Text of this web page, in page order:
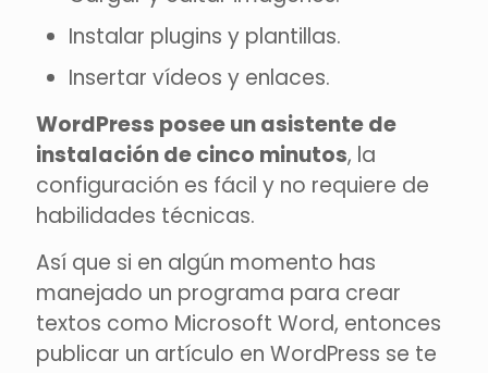
Instalar plugins y plantillas.
Insertar vídeos y enlaces.
WordPress posee un asistente de
instalación de cinco minutos, la
configuración es fácil y no requiere de
habilidades técnicas.
Así que si en algún momento has
manejado un programa para crear
textos como Microsoft Word, entonces
publicar un artículo en WordPress se te